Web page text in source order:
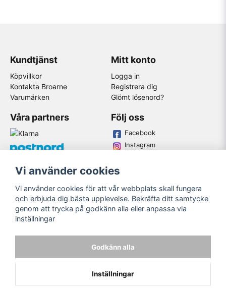
Kundtjänst
Köpvillkor
Kontakta Broarne
Varumärken
Mitt konto
Logga in
Registrera dig
Glömt lösenord?
Våra partners Följ oss
Facebook
Instagram
© Copyright
Vi använder cookies
Vi använder cookies för att vår webbplats skall fungera
och erbjuda dig bästa upplevelse. Bekräfta ditt samtycke
genom att trycka på godkänn alla eller anpassa via
inställningar
Godkänn alla
Inställningar